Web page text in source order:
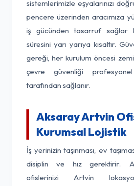
sistemlerimizle eşyalarınızı
pencere üzerinden aracımıza
iş gücünden tasarruf sağlar
süresini yarı yarıya kısaltır.
gereği, her kurulum öncesi
çevre güvenliği
tarafından sağlanır.
Aksaray Artvin
Kurumsal Lojistik
İş yerinizin taşınması, ev
disiplin ve hız gerektirir.
ofislerinizi Artvin